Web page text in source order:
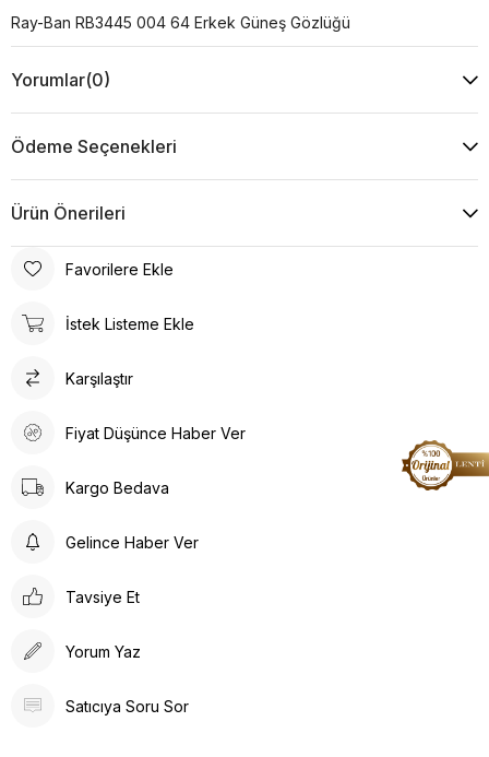
Ray-Ban RB3445 004 64 Erkek Güneş Gözlüğü
Yorumlar(0)
Ödeme Seçenekleri
Ürün Önerileri
Favorilere Ekle
İstek Listeme Ekle
Karşılaştır
Fiyat Düşünce Haber Ver
Kargo Bedava
Gelince Haber Ver
Tavsiye Et
Yorum Yaz
Satıcıya Soru Sor